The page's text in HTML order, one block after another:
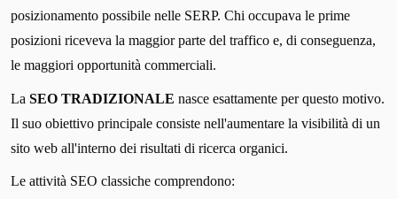
posizionamento possibile nelle SERP. Chi occupava le prime
posizioni riceveva la maggior parte del traffico e, di conseguenza,
le maggiori opportunità commerciali.
La SEO TRADIZIONALE nasce esattamente per questo motivo.
Il suo obiettivo principale consiste nell'aumentare la visibilità di un
sito web all'interno dei risultati di ricerca organici.
Le attività SEO classiche comprendono: